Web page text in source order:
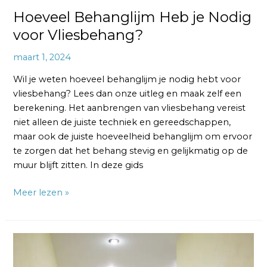
Hoeveel Behanglijm Heb je Nodig
voor Vliesbehang?
maart 1, 2024
Wil je weten hoeveel behanglijm je nodig hebt voor
vliesbehang? Lees dan onze uitleg en maak zelf een
berekening. Het aanbrengen van vliesbehang vereist
niet alleen de juiste techniek en gereedschappen,
maar ook de juiste hoeveelheid behanglijm om ervoor
te zorgen dat het behang stevig en gelijkmatig op de
muur blijft zitten. In deze gids
Meer lezen »